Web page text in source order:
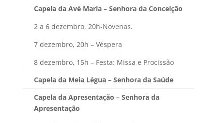
Capela da Avé Maria – Senhora da Conceição
2 a 6 dezembro, 20h-Novenas.
7 dezembro, 20h – Véspera
8 dezembro, 15h – Festa: Missa e Procissão
Capela da Meia Légua – Senhora da Saúde
Capela da Apresentação – Senhora da
Apresentação